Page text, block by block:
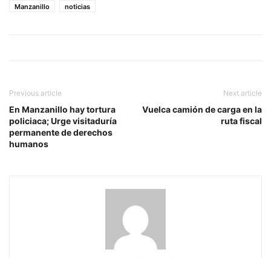
Manzanillo
noticias
Previous article
En Manzanillo hay tortura
policiaca; Urge visitaduría
permanente de derechos
humanos
Next article
Vuelca camión de carga en la
ruta fiscal